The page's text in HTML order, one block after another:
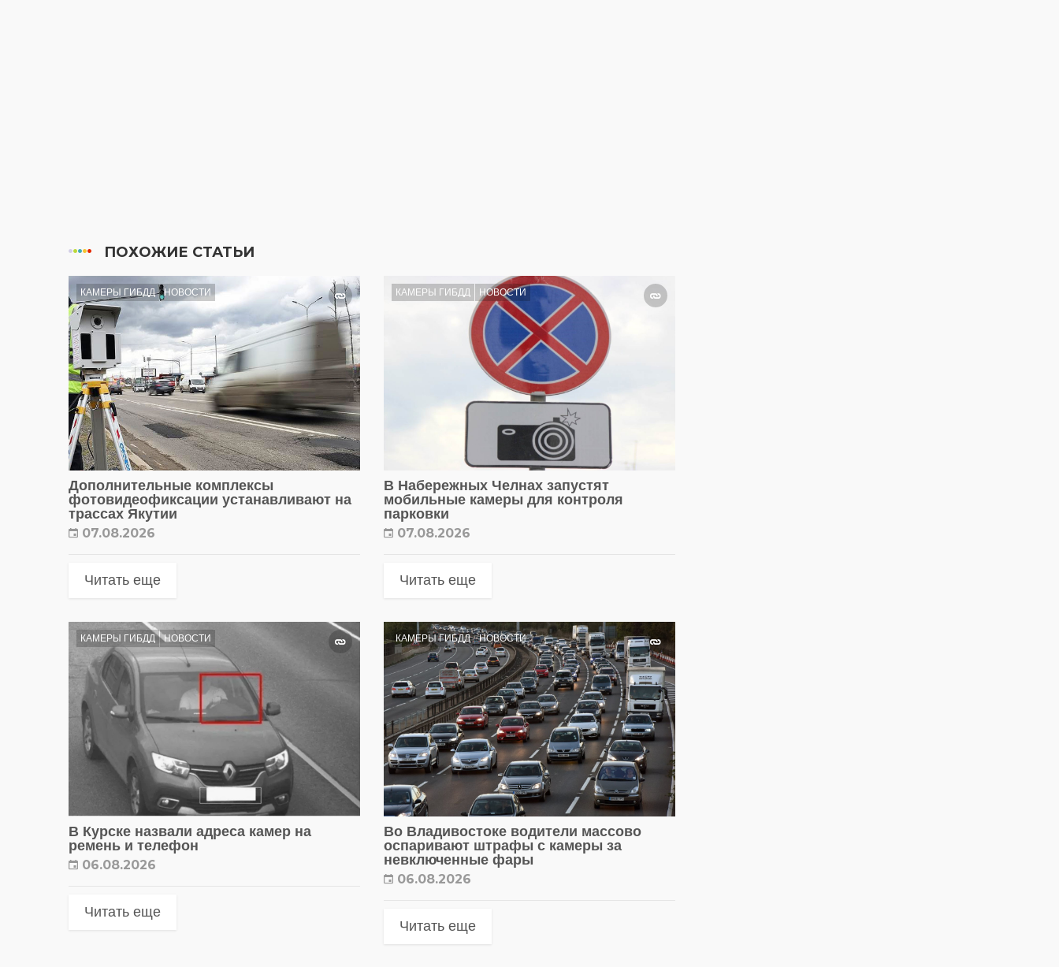
ПОХОЖИЕ СТАТЬИ
КАМЕРЫ ГИБДД НОВОСТИ
Дополнительные комплексы
фотовидеофиксации устанавливают на
трассах Якутии
07.08.2026
Читать еще
КАМЕРЫ ГИБДД НОВОСТИ
В Набережных Челнах запустят
мобильные камеры для контроля
парковки
07.08.2026
Читать еще
КАМЕРЫ ГИБДД НОВОСТИ
В Курске назвали адреса камер на
ремень и телефон
06.08.2026
Читать еще
КАМЕРЫ ГИБДД НОВОСТИ
Во Владивостоке водители массово
оспаривают штрафы с камеры за
невключенные фары
06.08.2026
Читать еще